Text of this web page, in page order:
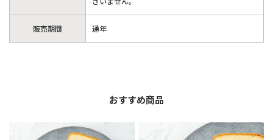
販売期間 通年
おすすめ商品